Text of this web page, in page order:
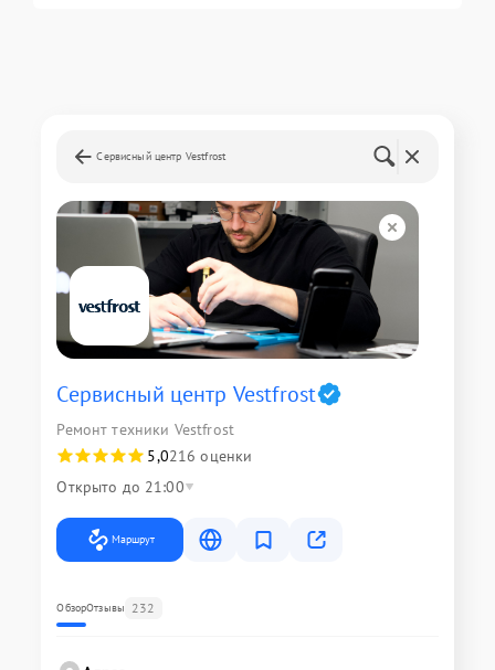
Сервисный центр Vestfrost
Сервисный центр Vestfrost
Ремонт техники Vestfrost
5,0216 оценки
Открыто до 21:00
Маршрут
ОбзорОтзывы 232